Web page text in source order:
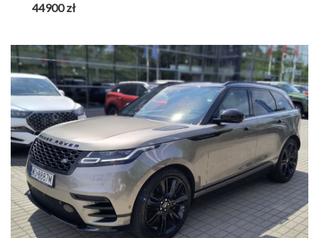
44900zł